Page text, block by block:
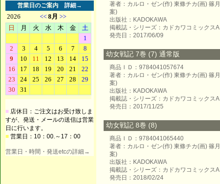
営業日のご案内 詳細→
■ 店休日：ご注文はお受け致しま
すが、発送・メールの送信は営業
日に行います。
■ 営業日：10：00.～17：00
営業日・時間・発送etcの詳細→
著者：カルロ・ゼン(作) 東條チカ(画) 篠
案)
出版社：KADOKAWA
掲載誌・シリーズ：カドカワコミックスA
発売日：2017/06/09
幼女戦記 7巻 (7) 通常版
商品ＩＤ：9784041057674
著者：カルロ・ゼン(作) 東條チカ(画) 篠
案)
出版社：KADOKAWA
掲載誌・シリーズ：カドカワコミックスA
発売日：2017/11/25
幼女戦記 8巻 (8)
商品ＩＤ：9784041065440
著者：カルロ・ゼン(作) 東條チカ(画) 篠
案)
出版社：KADOKAWA
掲載誌・シリーズ：カドカワコミックスA
発売日：2018/02/24